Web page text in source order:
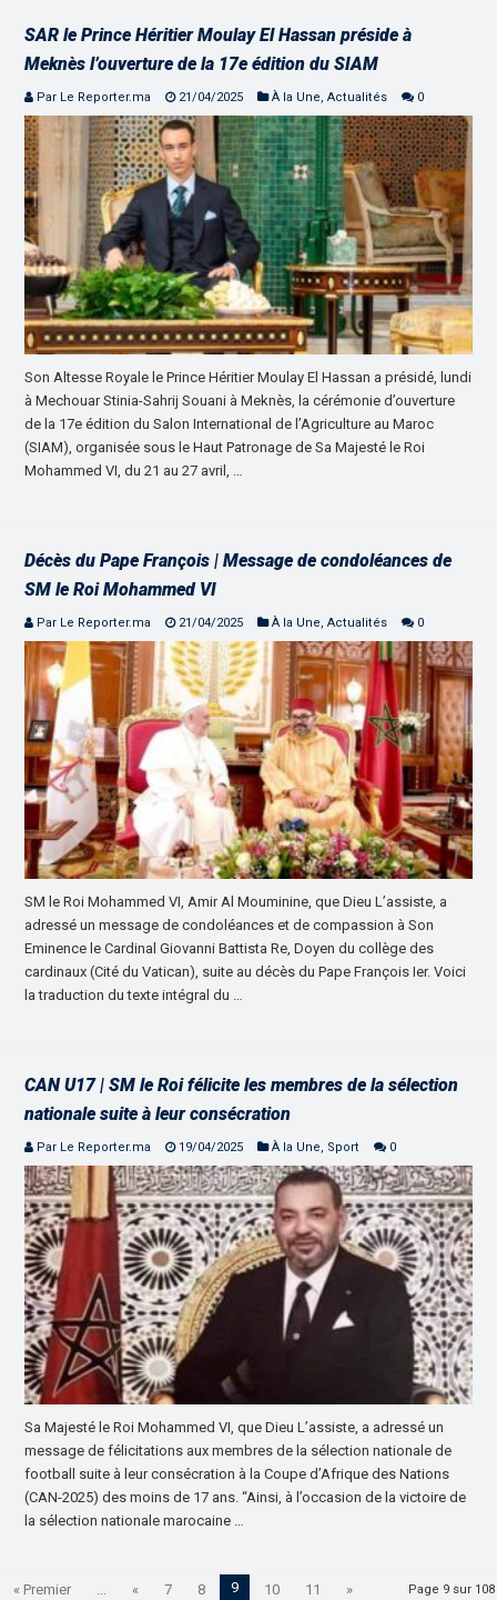
SAR le Prince Héritier Moulay El Hassan préside à
Meknès l’ouverture de la 17e édition du SIAM
Par Le Reporter.ma 21/04/2025 À la Une,Actualités 0
Son Altesse Royale le Prince Héritier Moulay El Hassan a présidé, lundi
à Mechouar Stinia-Sahrij Souani à Meknès, la cérémonie d’ouverture
de la 17e édition du Salon International de l’Agriculture au Maroc
(SIAM), organisée sous le Haut Patronage de Sa Majesté le Roi
Mohammed VI, du 21 au 27 avril, …
Décès du Pape François | Message de condoléances de
SM le Roi Mohammed VI
Par Le Reporter.ma 21/04/2025 À la Une,Actualités 0
SM le Roi Mohammed VI, Amir Al Mouminine, que Dieu L’assiste, a
adressé un message de condoléances et de compassion à Son
Eminence le Cardinal Giovanni Battista Re, Doyen du collège des
cardinaux (Cité du Vatican), suite au décès du Pape François Ier. Voici
la traduction du texte intégral du …
CAN U17 | SM le Roi félicite les membres de la sélection
nationale suite à leur consécration
Par Le Reporter.ma 19/04/2025 À la Une, Sport 0
Sa Majesté le Roi Mohammed VI, que Dieu L’assiste, a adressé un
message de félicitations aux membres de la sélection nationale de
football suite à leur consécration à la Coupe d’Afrique des Nations
(CAN-2025) des moins de 17 ans. “Ainsi, à l’occasion de la victoire de
la sélection nationale marocaine …
Page 9 sur 108
« Premier ... « 7 8 9 10 11
»